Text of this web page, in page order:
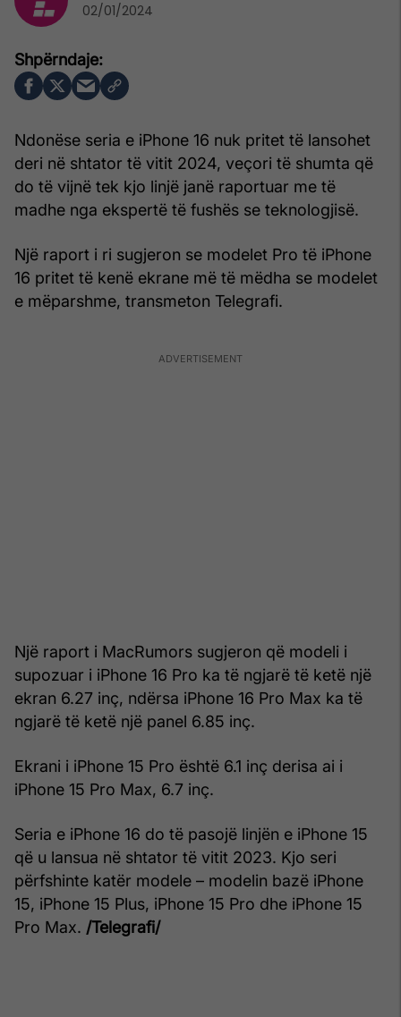
Ndonëse seria e iPhone 16 nuk pritet të lansohet
deri në shtator të vitit 2024, veçori të shumta që
do të vijnë tek kjo linjë janë raportuar me të
madhe nga ekspertë të fushës se teknologjisë.
Një raport i ri sugjeron se modelet Pro të iPhone
16 pritet të kenë ekrane më të mëdha se modelet
e mëparshme, transmeton Telegrafi.
Një raport i MacRumors sugjeron që modeli i
supozuar i iPhone 16 Pro ka të ngjarë të ketë një
ekran 6.27 inç, ndërsa iPhone 16 Pro Max ka të
ngjarë të ketë një panel 6.85 inç.
Ekrani i iPhone 15 Pro është 6.1 inç derisa ai i
iPhone 15 Pro Max, 6.7 inç.
Seria e iPhone 16 do të pasojë linjën e iPhone 15
që u lansua në shtator të vitit 2023. Kjo seri
përfshinte katër modele – modelin bazë iPhone
15, iPhone 15 Plus, iPhone 15 Pro dhe iPhone 15
Pro Max. /Telegrafi/
02/01/2024